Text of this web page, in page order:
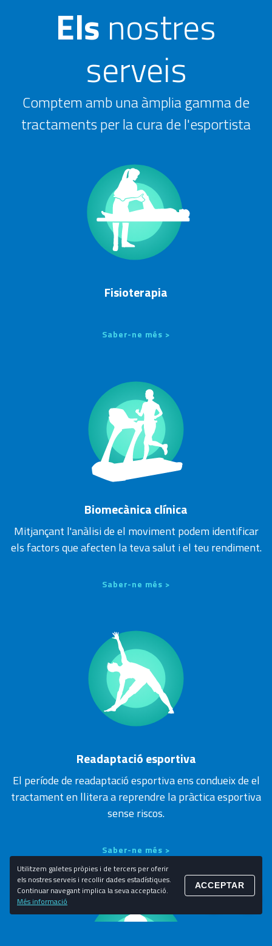
Utilitzem galetes pròpies i de tercers per oferir
els nostres serveis i recollir dades estadístiques.
Continuar navegant implica la seva acceptació.
Més informació
ACCEPTAR
Els nostres
serveis
Comptem amb una àmplia gamma de
tractaments per la cura de l'esportista
Fisioterapia
Saber-ne més >
Biomecànica clínica
Mitjançant l'anàlisi de el moviment podem identificar
els factors que afecten la teva salut i el teu rendiment.
Saber-ne més >
Readaptació esportiva
El període de readaptació esportiva ens condueix de el
tractament en llitera a reprendre la pràctica esportiva
sense riscos.
Saber-ne més >